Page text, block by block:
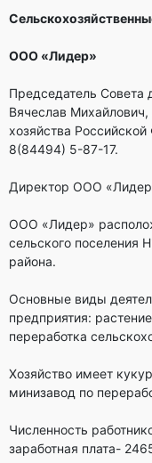
ООО «Лидер»
Председатель
Вячеслав
хозяйства
8(84494) 5-87-17.
Директор ООО
ООО «Лидер»
сельского поселения
района.
Основные виды
предприятия:
переработка
Хозяйство имеет
минизавод по
Численность
заработная плата-